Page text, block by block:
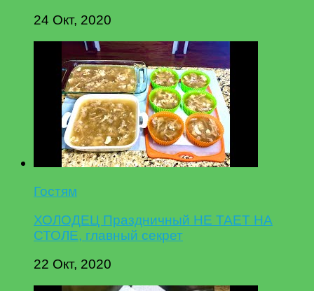
24 Окт, 2020
Гостям
ХОЛОДЕЦ Праздничный НЕ ТАЕТ НА
СТОЛЕ, главный секрет
22 Окт, 2020